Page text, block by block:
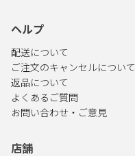
ヘルプ
配送について
ご注文のキャンセルについて
返品について
よくあるご質問
お問い合わせ・ご意見
店舗